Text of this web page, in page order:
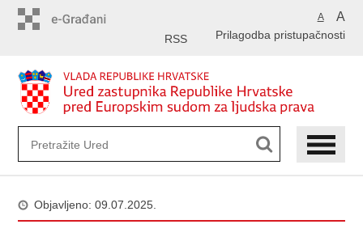
A A
Prilagodba pristupačnosti
RSS
Objavljeno: 09.07.2025.